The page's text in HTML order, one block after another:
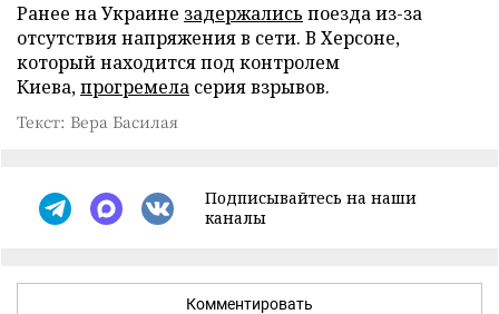
Ранее на Украине задержались поезда из-за
отсутствия напряжения в сети. В Херсоне,
который находится под контролем
Киева,прогремела серия взрывов.
Текст: Вера Басилая
Подписывайтесь на наши
каналы
Комментировать